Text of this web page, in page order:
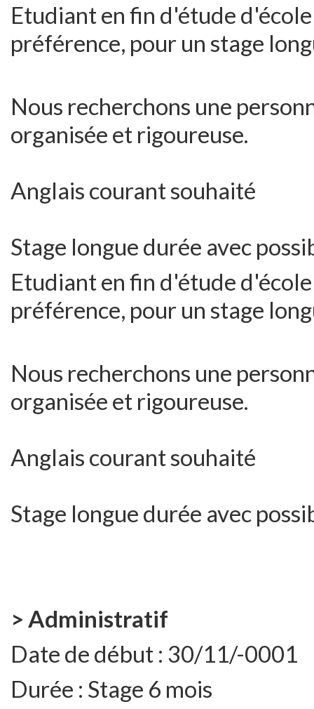
Etudiant en fin d'étude
préférence, pour un stage
Nous recherchons une
organisée et rigoureuse.
Anglais courant souhaité
Stage longue durée avec
Etudiant en fin d'étude
préférence, pour un stage
Nous recherchons une
organisée et rigoureuse.
Anglais courant souhaité
Stage longue durée avec
> Administratif
Date de début : 30/11/-0001
Durée : Stage 6 mois